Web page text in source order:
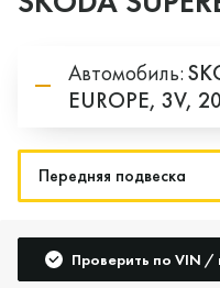
Автомобиль:
EUROPE, 3V,
Проверить по VIN /